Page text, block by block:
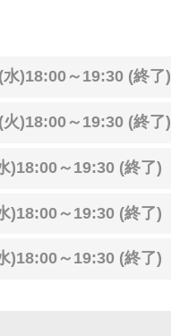
)18:00～19:30 (終了)
)18:00～19:30 (終了)
)18:00～19:30 (終了)
)18:00～19:30 (終了)
)18:00～19:30 (終了)